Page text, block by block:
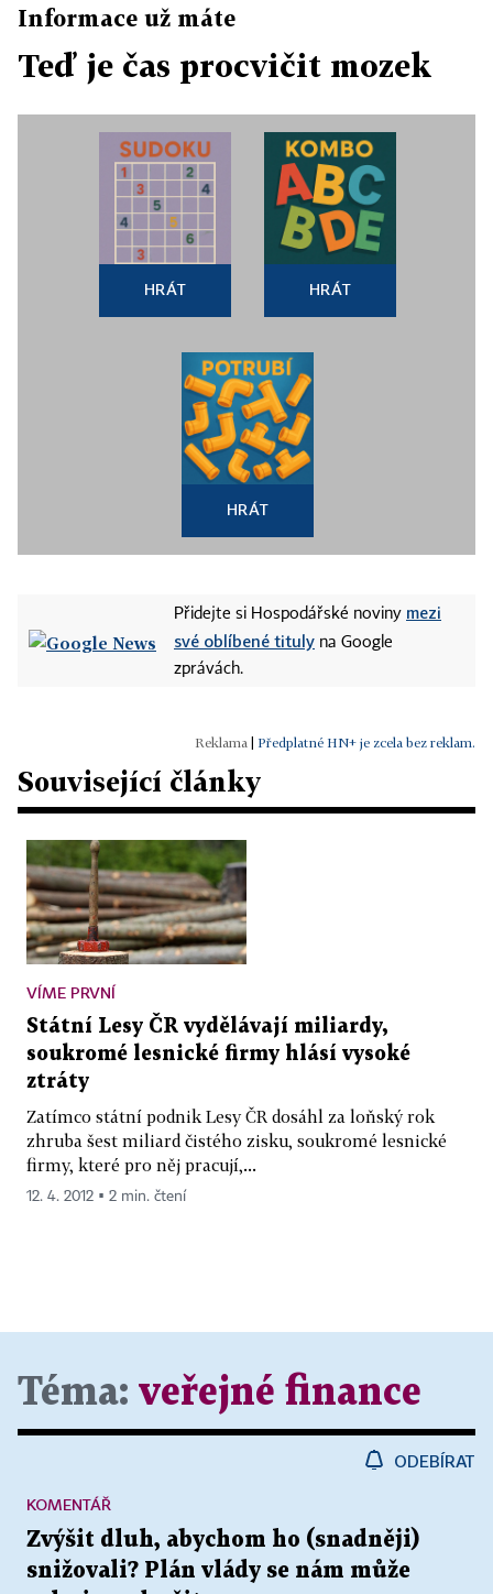
Informace už máte
Teď je čas procvičit mozek
HRÁT HRÁT
HRÁT
Přidejte si Hospodářské noviny mezi
své oblíbené tituly na Google
zprávách.
Předplatné HN+ je zcela bez reklam.
Související články
VÍME PRVNÍ
Státní Lesy ČR vydělávají miliardy,
soukromé lesnické firmy hlásí vysoké
ztráty
Zatímco státní podnik Lesy ČR dosáhl za loňský rok
zhruba šest miliard čistého zisku, soukromé lesnické
firmy, které pro něj pracují,...
12. 4. 2012 ▪ 2 min. čtení
Téma: veřejné finance
ODEBÍRAT
Zvýšit dluh, abychom ho (snadněji)
snižovali? Plán vlády se nám může
KOMENTÁŘ